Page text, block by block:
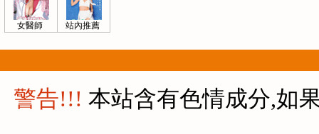
女醫師 站內推薦
警告!!! 本站含有色情成分,如